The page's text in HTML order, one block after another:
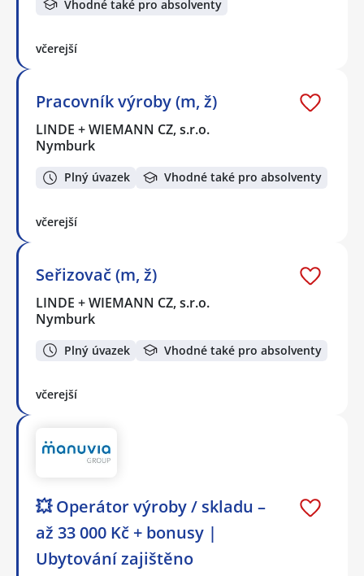
Vhodné také pro absolventy
včerejší
Pracovník výroby (m, ž)
LINDE + WIEMANN CZ, s.r.o.
Nymburk
Plný úvazek Vhodné také pro absolventy
včerejší
Seřizovač (m, ž)
LINDE + WIEMANN CZ, s.r.o.
Nymburk
Plný úvazek Vhodné také pro absolventy
včerejší
💥 Operátor výroby / skladu –
až 33 000 Kč + bonusy |
Ubytování zajištěno